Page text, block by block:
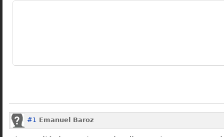
#1 Emanuel Baroz